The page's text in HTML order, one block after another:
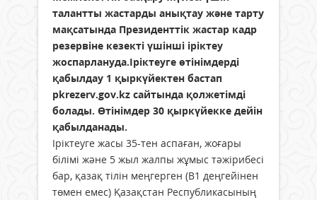
талантты жастарды анықтау және тарту
мақсатында Президенттік жастар кадр
резервіне кезекті үшінші іріктеу
жоспарлануда.Іріктеуге өтінімдерді
қабылдау 1 қыркүйектен бастап
pkrezerv.gov.kz сайтында қолжетімді
болады. Өтінімдер 30 қыркүйекке дейін
қабылданады.
Іріктеуге жасы 35-тен аспаған, жоғары
білімі және 5 жыл жалпы жұмыс тәжірибесі
бар, қазақ тілін меңгерген (В1 деңгейінен
төмен емес) Қазақстан Республикасының